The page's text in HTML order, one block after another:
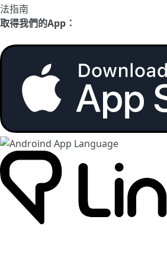
法指南
取得我們的App：